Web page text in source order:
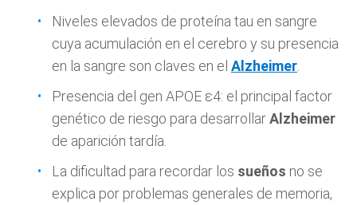
Niveles elevados de proteína tau en sangre
cuya acumulación en el cerebro y su presencia
en la sangre son claves en el Alzheimer
Presencia del gen APOE ε4: el principal factor
genético de riesgo para desarrollarAlzheimer
de aparición tardía.
La dificultad para recordar los sueños no se
explica por problemas generales de memoria,